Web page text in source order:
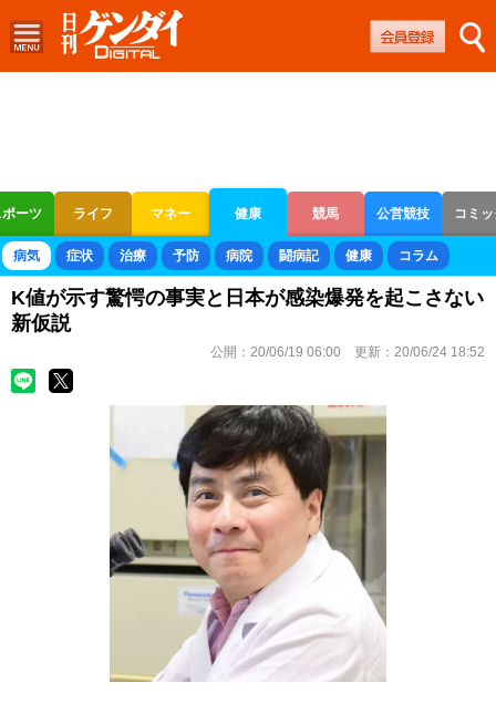
ーツ ライフ マネー 健康 競馬 公営競技 コミ
ボートレース 競輪 オートレース
病気 症状 治療 予防 病院 闘病記 健康 コラム
K値が示す驚愕の事実と日本が感染爆発を起こさない
新仮説
公開： 20/06/19 06:00 更新： 20/06/24 18:52